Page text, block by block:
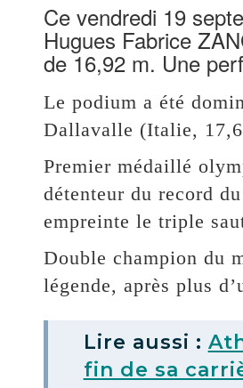
Ce vendredi 19
Hugues Fabrice
de 16,92 m. Une
Le podium a été
Dallavalle (Italie,
Premier médaillé
détenteur du record
empreinte le triple
Double champion du
légende, après plus
Lire aussi :
fin de sa